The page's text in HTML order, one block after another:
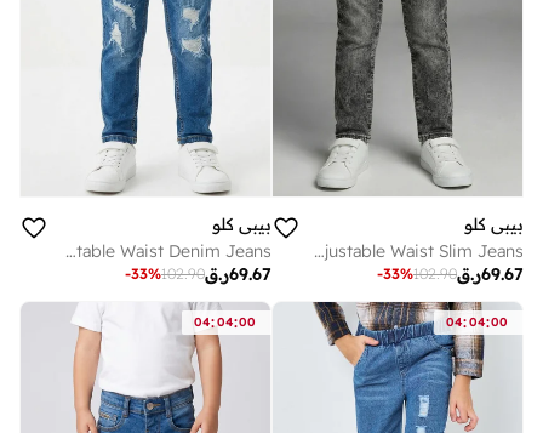
بيبي كلو
Boys Washed Black Adjustable Waist Slim Jeans
ر.ق69.67
102.90
-33%
بيبي كلو
Boys Distressed Adjustable Waist Denim Jeans
ر.ق69.67
102.90
-33%
04:04:00
04:04:00